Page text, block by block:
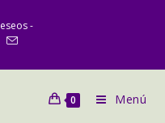
-
0 Menú